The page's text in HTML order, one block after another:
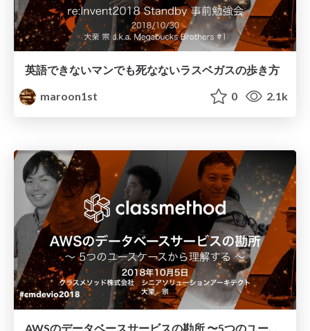
英語できないマンでも死なないラスベガスの歩き方
maroon1st
0 2.1k